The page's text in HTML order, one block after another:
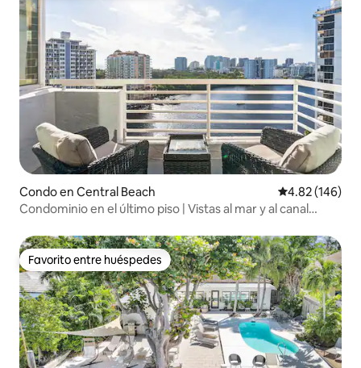
Condo en Central Beach Calificación
4.82 (146)
Condominio en el último piso | Vistas al mar y al canal
Favorito entre huéspedes
Favorito entre huéspedes